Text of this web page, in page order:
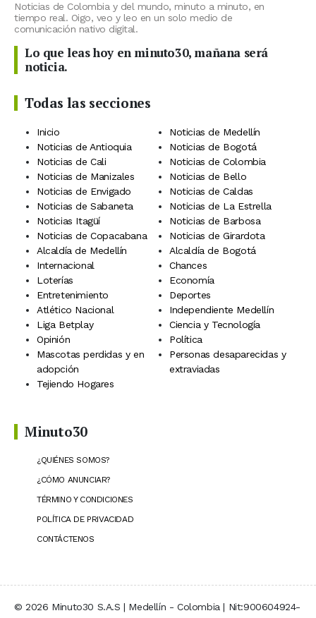
Noticias de Colombia y del mundo, minuto a minuto, en
tiempo real. Oigo, veo y leo en un solo medio de
comunicación nativo digital.
Lo que leas hoy en minuto30, mañana será
noticia.
Todas las secciones
Inicio
Noticias de Medellín
Noticias de Antioquia
Noticias de Bogotá
Noticias de Cali
Noticias de Colombia
Noticias de Manizales
Noticias de Bello
Noticias de Envigado
Noticias de Caldas
Noticias de Sabaneta
Noticias de La Estrella
Noticias Itagüí
Noticias de Barbosa
Noticias de Copacabana
Noticias de Girardota
Alcaldía de Medellín
Alcaldía de Bogotá
Internacional
Chances
Loterías
Economía
Entretenimiento
Deportes
Atlético Nacional
Independiente Medellín
Liga Betplay
Ciencia y Tecnología
Opinión
Política
Mascotas perdidas y en
adopción
Personas desaparecidas y
extraviadas
Tejiendo Hogares
Minuto30
¿QUIÉNES SOMOS?
¿CÓMO ANUNCIAR?
TÉRMINO Y CONDICIONES
POLÍTICA DE PRIVACIDAD
CONTÁCTENOS
© 2026 Minuto30 S.A.S | Medellín - Colombia | Nit:900604924-